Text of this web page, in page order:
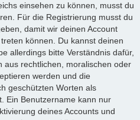
einsehen zu können, musst du
Für die Registrierung musst du
damit wir deinen Account
können. Du kannst deinen
allerdings bitte Verständnis dafür,
aus rechtlichen, moralischen oder
werden und die
geschützten Worten als
Ein Benutzername kann nur
deines Accounts und